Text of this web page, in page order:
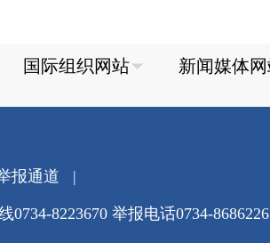
报通道 |
0734-8223670 举报电话0734-8686226